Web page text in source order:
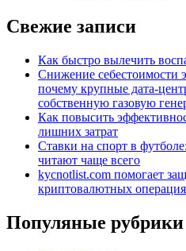
Свежие записи
Как быстро вылечить
Снижение себестоимости
почему крупные дата-
собственную газовую
Как повысить
лишних затрат
Ставки на спорт в
читают чаще всего
kycnotlist.com помогает
криптовалютных
Популяные рубрики